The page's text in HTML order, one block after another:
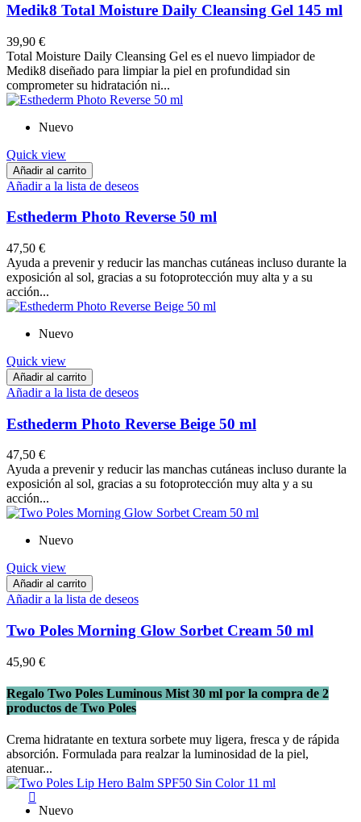
Medik8 Total Moisture Daily Cleansing Gel 145 ml
39,90 €
Total Moisture Daily Cleansing Gel es el nuevo limpiador de
Medik8 diseñado para limpiar la piel en profundidad sin
comprometer su hidratación ni...
Nuevo
Quick view
Añadir al carrito
Añadir a la lista de deseos
Esthederm Photo Reverse 50 ml
47,50 €
Ayuda a prevenir y reducir las manchas cutáneas incluso durante la
exposición al sol, gracias a su fotoprotección muy alta y a su
acción...
Nuevo
Quick view
Añadir al carrito
Añadir a la lista de deseos
Esthederm Photo Reverse Beige 50 ml
47,50 €
Ayuda a prevenir y reducir las manchas cutáneas incluso durante la
exposición al sol, gracias a su fotoprotección muy alta y a su
acción...
Nuevo
Quick view
Añadir al carrito
Añadir a la lista de deseos
Two Poles Morning Glow Sorbet Cream 50 ml
45,90 €
Regalo Two Poles Luminous Mist 30 ml por la compra de 2
productos de Two Poles
Crema hidratante en textura sorbete muy ligera, fresca y de rápida
absorción. Formulada para realzar la luminosidad de la piel,
atenuar...
Nuevo
